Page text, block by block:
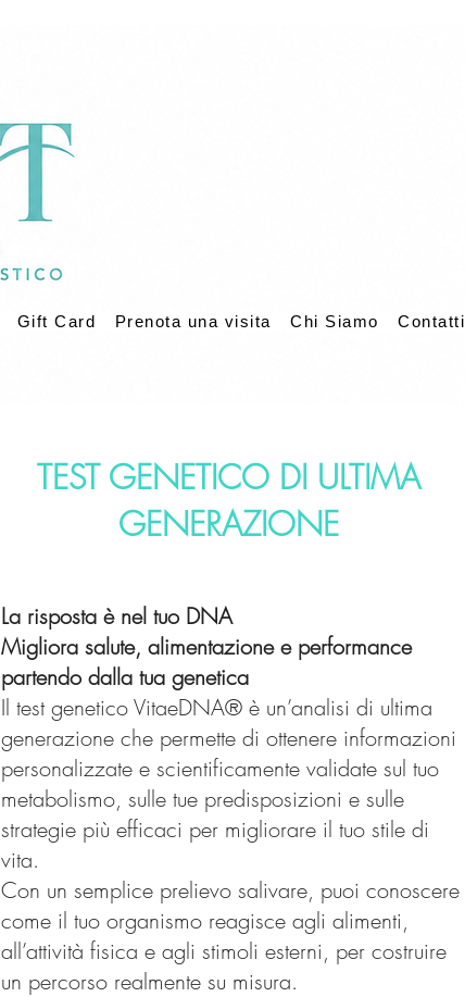
Gift Card Prenota una visita Chi Siamo Contatti
TEST GENETICO DI ULTIMA
GENERAZIONE
La risposta è nel tuo DNA
Migliora salute, alimentazione e performance
partendo dalla tua genetica
Il test genetico VitaeDNA® è un’analisi di ultima
generazione che permette di ottenere informazioni
personalizzate e scientificamente validate sul tuo
metabolismo, sulle tue predisposizioni e sulle
strategie più efficaci per migliorare il tuo stile di
vita.
Con un semplice prelievo salivare, puoi conoscere
come il tuo organismo reagisce agli alimenti,
all’attività fisica e agli stimoli esterni, per costruire
un percorso realmente su misura.